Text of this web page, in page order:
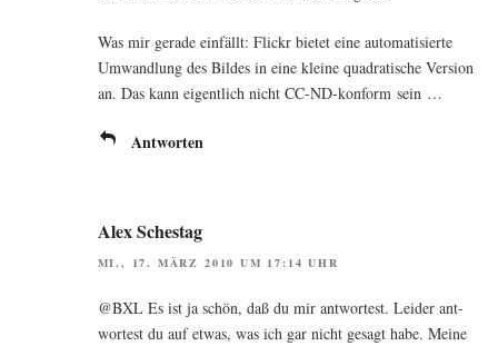
Was mir gera­de ein­fällt: Flickr bie­tet eine auto­ma­ti­sier­te
Umwand­lung des Bil­des in eine klei­ne qua­dra­ti­sche Ver­si­on
an. Das kann eigent­lich nicht CC-ND-kon­form sein …
Antworten
Alex Schestag
MI., 17. MÄRZ 2010 UM 17:14 UHR
@BXL Es ist ja schön, daß du mir ant­wor­test. Lei­der ant­
wor­test du auf etwas, was ich gar nicht gesagt habe. Mei­ne